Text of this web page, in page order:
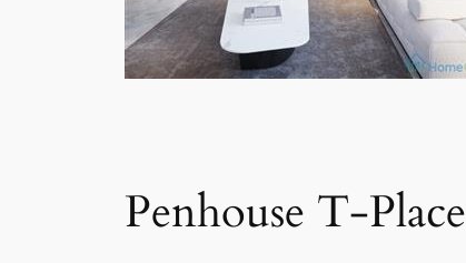
Penhouse T-Place